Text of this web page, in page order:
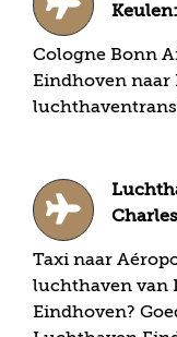
Keulen:
Cologne Bonn
Eindhoven naar
Taxi naar
luchthaven van
Eindhoven?